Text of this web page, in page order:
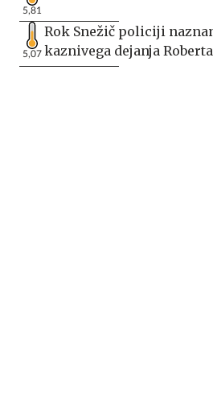
5,81
5,07
Rok Snežič policiji
kaznivega dejanja